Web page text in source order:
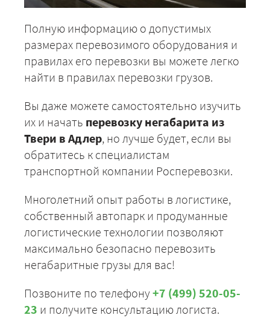
Полную информацию о допустимых
размерах перевозимого оборудования и
правилах его перевозки вы можете легко
найти в правилах перевозки грузов.
Вы даже можете самостоятельно изучить
их и начать перевозку негабарита из
Твери в Адлер, но лучше будет, если вы
обратитесь к специалистам
транспортной компании Росперевозки.
Многолетний опыт работы в логистике,
собственный автопарк и продуманные
логистические технологии позволяют
максимально безопасно перевозить
негабаритные грузы для вас!
Позвоните по телефону+7 (499) 520-05-
23 и получите консультацию логиста.